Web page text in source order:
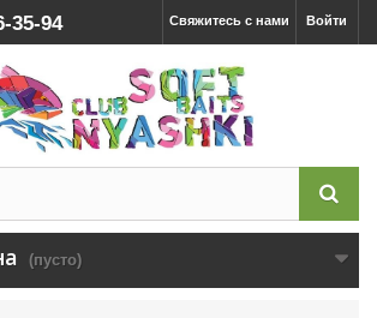
Войти
Свяжитесь с нами
35-94
(пусто)